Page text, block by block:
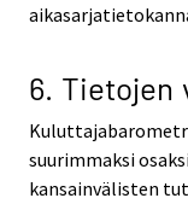
6. Tietojen
suurimmaksi
kansainvälisten